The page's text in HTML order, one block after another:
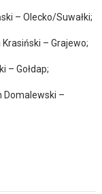
– Olecko/Suwałki;
– Grajewo;
– Gołdap;
Domalewski –